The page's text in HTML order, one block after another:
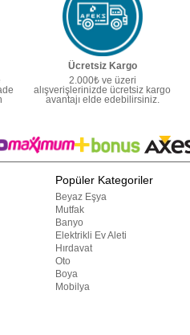
Ücretsiz Kargo
2.000₺ ve üzeri
alışverişlerinizde ücretsiz kargo
avantajı elde edebilirsiniz.
Popüler Kategoriler
Beyaz Eşya
Mutfak
Banyo
Elektrikli Ev Aleti
Hırdavat
Oto
Boya
Mobilya